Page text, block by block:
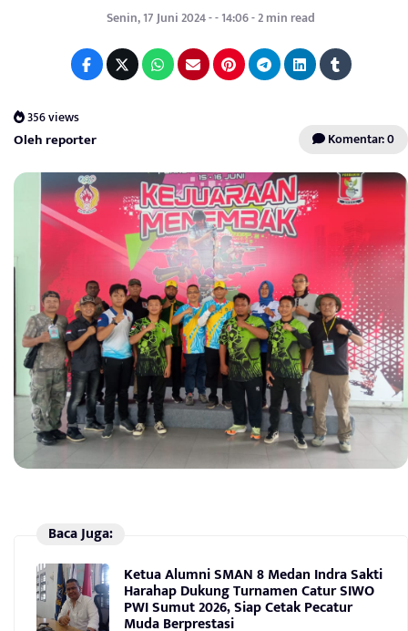
Senin, 17 Juni 2024 - - 14:06 - 2 min read
356 views
Oleh reporter Komentar: 0
Baca Juga:
Ketua Alumni SMAN 8 Medan Indra Sakti
Harahap Dukung Turnamen Catur SIWO
PWI Sumut 2026, Siap Cetak Pecatur
Muda Berprestasi